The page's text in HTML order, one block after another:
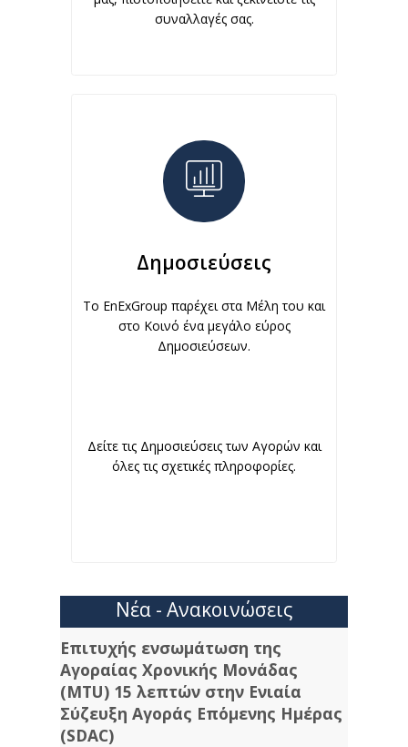
συναλλαγές σας.
Δημοσιεύσεις
To EnExGroup παρέχει στα Μέλη του και
στο Κοινό ένα μεγάλο εύρος
Δημοσιεύσεων.
Δείτε τις Δημοσιεύσεις των Αγορών και
όλες τις σχετικές πληροφορίες.
Νέα - Ανακοινώσεις
Επιτυχής ενσωμάτωση της
Αγοραίας Χρονικής Μονάδας
(MTU) 15 λεπτών στην Ενιαία
Σύζευξη Αγοράς Επ΄΄ομενης Ημέρας
(SDAC)